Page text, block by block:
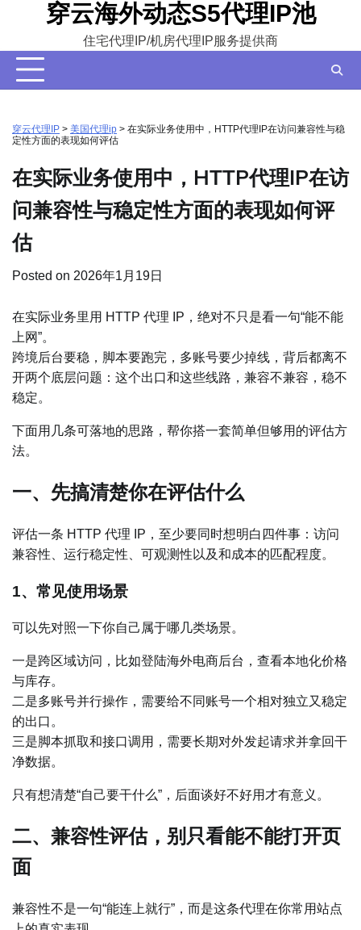
content
穿云海外动态S5代理IP池
住宅代理IP/机房代理IP服务提供商
穿云代理IP > 美国代理ip > 在实际业务使用中，HTTP代理IP在访问兼容性与稳
定性方面的表现如何评估
在实际业务使用中，HTTP代理IP在访
问兼容性与稳定性方面的表现如何评
估
Posted on 2026年1月19日
在实际业务里用 HTTP 代理 IP，绝对不只是看一句“能不能
上网”。
跨境后台要稳，脚本要跑完，多账号要少掉线，背后都离不
开两个底层问题：这个出口和这些线路，兼容不兼容，稳不
稳定。
下面用几条可落地的思路，帮你搭一套简单但够用的评估方
法。
一、先搞清楚你在评估什么
评估一条 HTTP 代理 IP，至少要同时想明白四件事：访问
兼容性、运行稳定性、可观测性以及和成本的匹配程度。
1、常见使用场景
可以先对照一下你自己属于哪几类场景。
一是跨区域访问，比如登陆海外电商后台，查看本地化价格
与库存。
二是多账号并行操作，需要给不同账号一个相对独立又稳定
的出口。
三是脚本抓取和接口调用，需要长期对外发起请求并拿回干
净数据。
只有想清楚“自己要干什么”，后面谈好不好用才有意义。
二、兼容性评估，别只看能不能打开页
面
兼容性不是一句“能连上就行”，而是这条代理在你常用站点